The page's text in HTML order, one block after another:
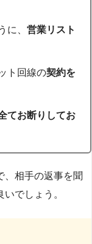
に、営業リスト
ト回線の契約を
てお断りしてお
、相手の返事を聞
でしょう。